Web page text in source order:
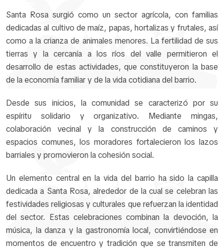
Santa Rosa surgió como un sector agrícola, con familias
dedicadas al cultivo de maíz, papas, hortalizas y frutales, así
como a la crianza de animales menores. La fertilidad de sus
tierras y la cercanía a los ríos del valle permitieron el
desarrollo de estas actividades, que constituyeron la base
de la economía familiar y de la vida cotidiana del barrio.
Desde sus inicios, la comunidad se caracterizó por su
espíritu solidario y organizativo. Mediante mingas,
colaboración vecinal y la construcción de caminos y
espacios comunes, los moradores fortalecieron los lazos
barriales y promovieron la cohesión social.
Un elemento central en la vida del barrio ha sido la capilla
dedicada a Santa Rosa, alrededor de la cual se celebran las
festividades religiosas y culturales que refuerzan la identidad
del sector. Estas celebraciones combinan la devoción, la
música, la danza y la gastronomía local, convirtiéndose en
momentos de encuentro y tradición que se transmiten de